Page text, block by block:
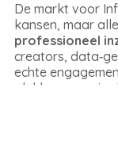
De markt voor
kansen, maar
professioneel
creators,
echte
plekken waar je